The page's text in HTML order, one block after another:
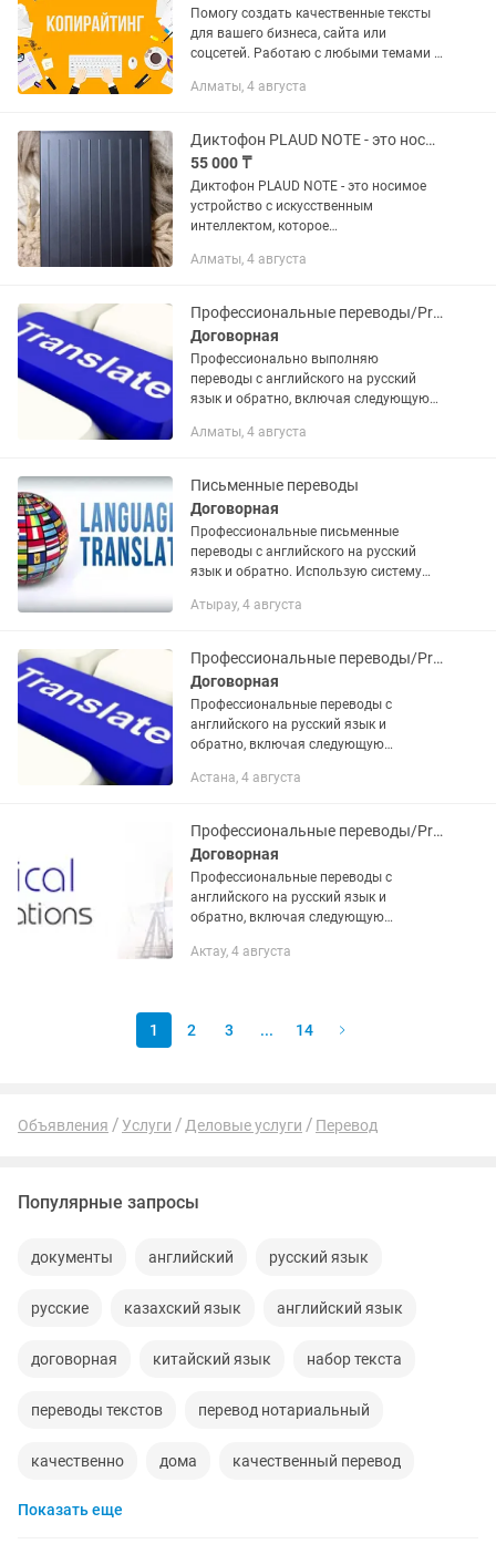
Помогу создать качественные тексты
для вашего бизнеса, сайта или
соцсетей. Работаю с любыми темами и
описания товаров, рекламные
Доступен...
Алматы, 4 августа
Диктофон PLAUD NOTE - это носимое устройство с ИИ!
55 000 ₸
Диктофон PLAUD NOTE - это носимое
устройство с искусственным
интеллектом, которое
организации информации. Устройство
высококачественными микрофонами
с...
Алматы, 4 августа
Профессиональные переводы/Professional translations
Договорная
Профессионально выполняю
переводы с английского на русский
язык и обратно, включая следующую
документация, ТЭО и тд.); • нефтяная
Алматы, 4 августа
Письменные переводы
Договорная
Профессиональные письменные
переводы с английского на русский
язык и обратно. Использую систему
Translator для переводов. Гарантирую
Атырау, 4 августа
Профессиональные переводы/Professional translations
Договорная
Профессиональные переводы с
английского на русский язык и
обратно, включая следующую
документация, ТЭО и Тд.); • нефтяная
Астана, 4 августа
Профессиональные переводы/Professional translations
Договорная
Профессиональные переводы с
английского на русский язык и
обратно, включая следующую
документация, ТЭО и Тд.); • нефтяная
Актау, 4 августа
1 2 3 ... 14
Объявления Услуги Деловые услуги Перевод
Популярные запросы
документы английский русский язык
русские казахский язык английский язык
договорная китайский язык набор текста
переводы текстов перевод нотариальный
качественно дома качественный перевод
китайский
Показать еще